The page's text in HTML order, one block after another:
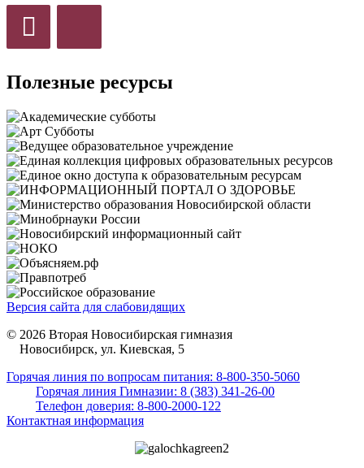
Полезные ресурсы
Версия сайта для слабовидящих
© 2026 Вторая Новосибирская гимназия
Новосибирск, ул. Киевская, 5
Горячая линия по вопросам питания: 8-800-350-5060
Горячая линия Гимназии: 8 (383) 341-26-00
Телефон доверия: 8-800-2000-122
Контактная информация